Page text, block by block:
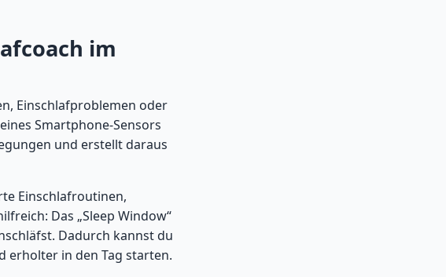
im
Einschlafproblemen oder
Smartphone-Sensors
und erstellt daraus
Einschlafroutinen,
Das „Sleep Window“
Dadurch kannst du
erholter in den Tag starten.